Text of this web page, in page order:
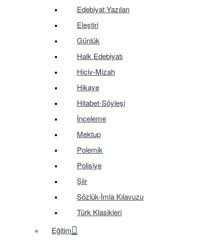
Edebiyat Yazıları
Eleştiri
Günlük
Halk Edebiyatı
Hiciv-Mizah
Hikaye
Hitabet-Söyleşi
İnceleme
Mektup
Polemik
Polisiye
Şiir
Sözlük-İmla Kılavuzu
Türk Klasikleri
Eğitim